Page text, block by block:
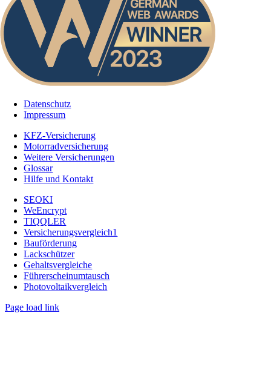
Datenschutz
Impressum
KFZ-Versicherung
Motorradversicherung
Weitere Versicherungen
Glossar
Hilfe und Kontakt
SEOKI
WeEncrypt
TIQQLER
Versicherungsvergleich1
Bauförderung
Lackschützer
Gehaltsvergleiche
Führerscheinumtausch
Photovoltaikvergleich
Page load link